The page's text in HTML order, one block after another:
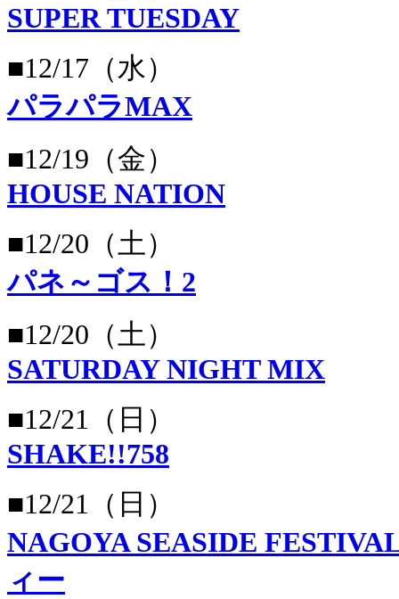
SUPER TUESDAY
■12/17（水）
パラパラMAX
■12/19（金）
HOUSE NATION
■12/20（土）
パネ～ゴス！2
■12/20（土）
SATURDAY NIGHT MIX
■12/21（日）
SHAKE!!758
■12/21（日）
NAGOYA SEASIDE
ィー